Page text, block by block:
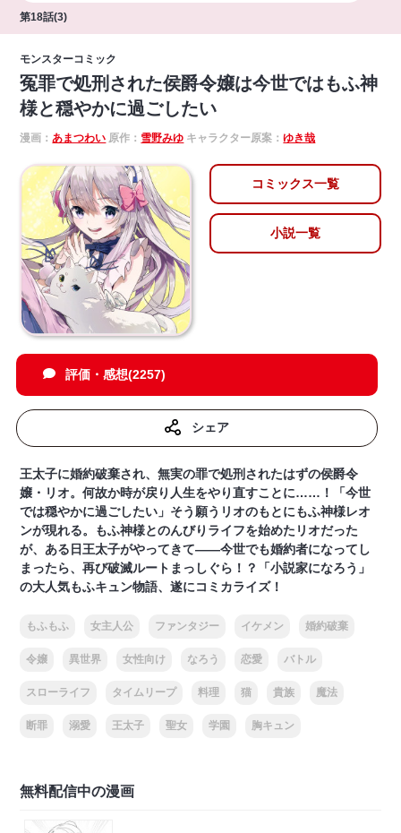
第18話(3)
モンスターコミック
冤罪で処刑された侯爵令嬢は今世ではもふ神
様と穏やかに過ごしたい
漫画：あまつわい 原作： 雪野みゆ キャラクター原案：ゆき哉
コミックス一覧
小説一覧
評価・感想(2257)
シェア
王太子に婚約破棄され、無実の罪で処刑されたはずの侯爵令
嬢・リオ。何故か時が戻り人生をやり直すことに……！「今世
では穏やかに過ごしたい」そう願うリオのもとにもふ神様レオ
ンが現れる。もふ神様とのんびりライフを始めたリオだった
が、ある日王太子がやってきて――今世でも婚約者になってし
まったら、再び破滅ルートまっしぐら！？「小説家になろう」
の大人気もふキュン物語、遂にコミカライズ！
もふもふ 女主人公 ファンタジー イケメン 婚約破棄
令嬢 異世界 女性向け なろう 恋愛 バトル
スローライフ タイムリープ 料理 猫 貴族 魔法
断罪 溺愛 王太子 聖女 学園 胸キュン
無料配信中の漫画